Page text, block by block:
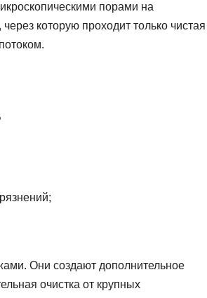
порами на
которую проходит только чистая
Они создают дополнительное
очистка от крупных